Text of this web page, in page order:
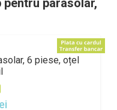
parasolar,
6 piese, oțel